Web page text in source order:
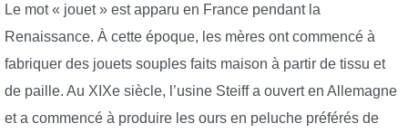
Le mot « jouet » est apparu en France pendant la
Renaissance. À cette époque, les mères ont commencé à
fabriquer des jouets souples faits maison à partir de tissu et
de paille. Au XIXe siècle, l’usine Steiff a ouvert en Allemagne
et a commencé à produire les ours en peluche préférés de